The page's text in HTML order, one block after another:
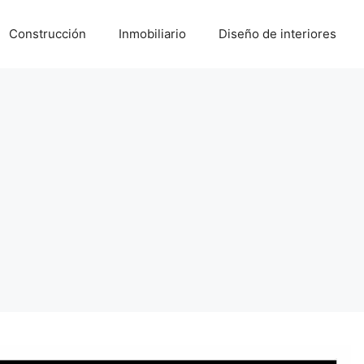
Construcción Inmobiliario Diseño de interiores